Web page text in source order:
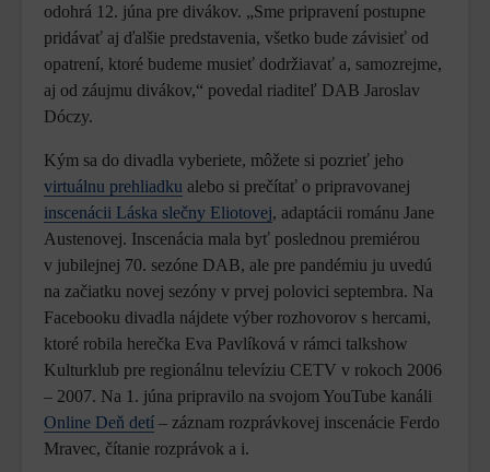
odohrá 12. júna pre divákov. „Sme pripravení postupne
pridávať aj ďalšie predstavenia, všetko bude závisieť od
opatrení, ktoré budeme musieť dodržiavať a, samozrejme,
aj od záujmu divákov,“ povedal riaditeľ DAB Jaroslav
Dóczy.
Kým sa do divadla vyberiete, môžete si pozrieť jeho
virtuálnu prehliadku alebo si prečítať o pripravovanej
inscenácii Láska slečny Eliotovej, adaptácii románu Jane
Austenovej. Inscenácia mala byť poslednou premiérou
v jubilejnej 70. sezóne DAB, ale pre pandémiu ju uvedú
na začiatku novej sezóny v prvej polovici septembra. Na
Facebooku divadla nájdete výber rozhovorov s hercami,
ktoré robila herečka Eva Pavlíková v rámci talkshow
Kulturklub pre regionálnu televíziu CETV v rokoch 2006
– 2007. Na 1. júna pripravilo na svojom YouTube kanáli
Online Deň detí – záznam rozprávkovej inscenácie Ferdo
Mravec, čítanie rozprávok a i.